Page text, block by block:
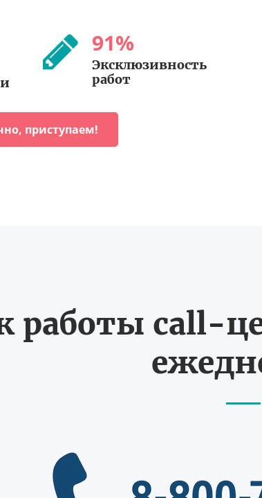
91%
Эксклюзивность
работ
приступаем!
работы call-